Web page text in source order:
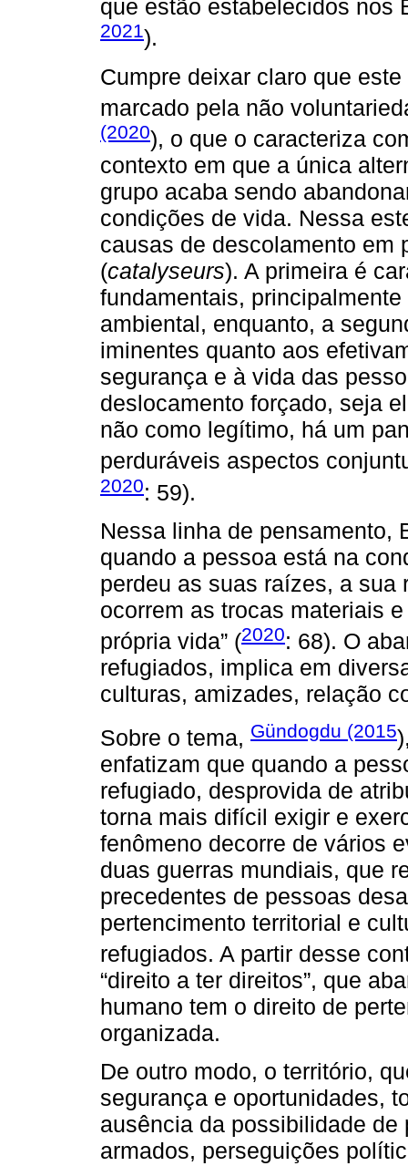
que estão estabelecidos nos
2021).
Cumpre deixar claro que
marcado pela não
(2020), o que o caracteriza
contexto em que a única
grupo acaba sendo
condições de vida. Nessa
causas de descolamento em
(catalyseurs). A primeira é
fundamentais,
ambiental, enquanto, a
iminentes quanto aos
segurança e à vida das
deslocamento forçado, seja
não como legítimo, há um
perduráveis aspectos
2020: 59).
Nessa linha de pensamento,
quando a pessoa está na
perdeu as suas raízes, a sua
ocorrem as trocas materiais
própria vida” (2020: 68). O
refugiados, implica em
culturas, amizades, relação
Sobre o tema, Gündogdu (2015
enfatizam que quando a
refugiado, desprovida de
torna mais difícil exigir e
fenômeno decorre de vários
duas guerras mundiais, que
precedentes de pessoas
pertencimento territorial e
refugiados. A partir desse
“direito a ter direitos”, que
humano tem o direito de
organizada.
De outro modo, o território,
segurança e oportunidades,
ausência da possibilidade
armados, perseguições